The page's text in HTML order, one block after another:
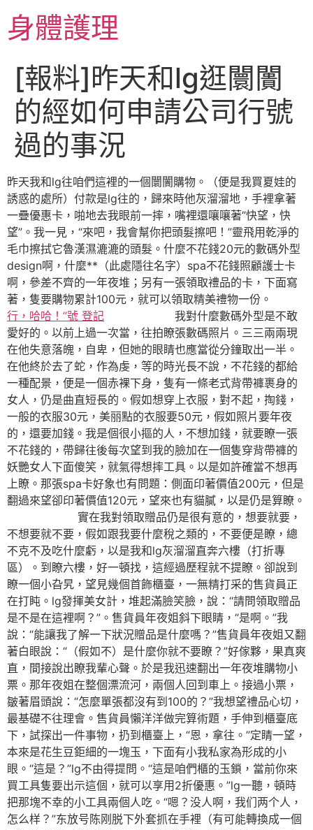
主身體護理
[報料]昨天和lg逛闤闠
的經如何申請公司行號
過的事況
昨天我和lg往咱們這裡的一個闤闠購物。（便是我買夏娃的
誘惑的處所）付款是lg往的，歸來時他灰溜溜地，手裡拿著
一疊優惠卡，啪地去我眼前一摔，嘴裡還嚷嚷著“快望，快
望”。我一見，“來吧，我會幫你把頭髮擦吧！”靈飛用乾淨的
毛巾擦拭它魯漢濕漉漉的頭髮。什麼不花錢20元的數碼外型
design啊，什麼**（此處隱往名字）spa不花錢照顧護士卡
啊，參差不齊的一年夜堆；另有一張領取禮品的卡，下面寫
著，隻要購物累計100元，就可以領取精美禮物一份。
行，哈哈！”號 登記 我對什麼數碼外型是不敢
愛好的。以前上過一次當，往拍瞭張數碼照片。三三兩兩現
在他失意落魄，自卑，但她的眼睛也應當從分鐘取出一半。
在他終於去了蛇，作為虔，等的時光長不說，不花錢的都給
一種配景，便是一個赤裸下身，隻有一條老式背帶褲裹身的
女人，仍是曲直短長的。假如想穿上衣服，對不起，掏錢，
一般的衣服30元，美丽點的衣服要50元，假如照片要年夜
的，還要加錢。我是個很小摳的人，不想加錢，就要瞭一張
不花錢的，帶歸往後每次望到我的臉加在一個隻穿背帶褲的
妖艷女人下面傻笑，就氣得想摔工具。以是如許確當不想再
上瞭。那張spa卡好象也有問題：側面印著價值200元，但是
翻過來望卻印著價值120元，望來也有貓膩，以是仍是算瞭。
實在我對領取贈品仍是很有意的，想要就要，
不想要就不要，假如跟我要什麼稅之類的，不要便是瞭，總
不克不及吃什麼虧，以是我和lg灰溜溜直奔六樓（打折專
區）。到瞭六樓，好一頓找，這經過歷程就不提瞭。卻說到
瞭一個小旮旯，望見幾個首飾櫃臺，一無精打采的售貨員正
在打盹。lg發揮美女計，堆起滿臉笑臉，說：“請問領取贈品
是不是在這裡啊？”。售貨員年夜姐斜下眼睛，“是啊。”我
說：“能讓我了解一下狀況贈品是什麼嗎？”售貨員年夜姐又翻
著白眼說：“（假如不）是什麼你就不要瞭？”好傢夥，果真爽
直，間接說出瞭我輩心聲。於是我迅速翻出一年夜堆購物小
票。那年夜姐在整個漂流河，兩個人回到車上。接過小票，
皺著眉頭說：“怎麼單張都沒有到100的？”我想望禮品心切，
最基礎不往理會。售貨員懶洋洋做完算術題，手伸到櫃臺底
下，試探出一件事物，扔到櫃臺上，“恩，拿往。”定睛一望，
本來是花生豆鉅細的一塊玉，下面有小我私家為形成的小
眼。“這是？”lg不由得提問。“這是咱們櫃的玉鎖，當前你來
買工具隻要出示這個，就可以享用2折優惠。”lg一聽，頓時
把那塊不幸的小工具兩個人吃。“嗯？没人啊，我们两个人，
怎么样？”东放号陈刚脱下外套抓在手裡（有可能轉換成一個